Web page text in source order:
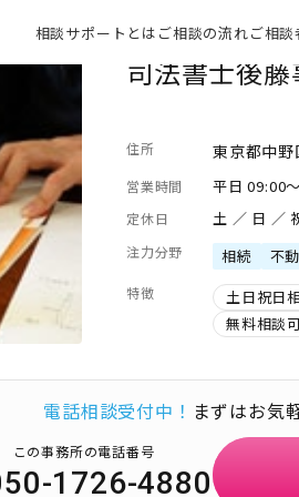
相談サポートとは ご相談の流れご相
司法書士後
住所 東京都中
営業時間 平日 09:00
定休日 土 ／ 日 ／
注力分野 相続 不
特徴 土日祝日
無料相談
電話相談受付中！ まずはお気
この事務所の電話番号
1726-4880